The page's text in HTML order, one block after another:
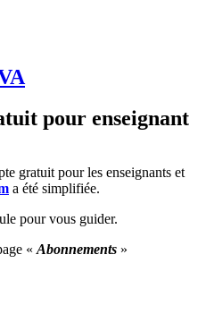
pour enseignant
gratuit pour les enseignants et
a été simplifiée.
pour vous guider.
« Abonnements »